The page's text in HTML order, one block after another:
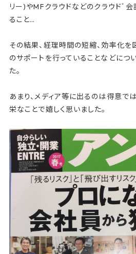
リー)やMFクラウドなどのクラウドﾞ
ること…
その結果、経理時間の短縮、効率化を
のサポートを行っていることなどにつ
た。
あまり、メディア等に出るのは得意で
栄なことで嬉しく思いました。